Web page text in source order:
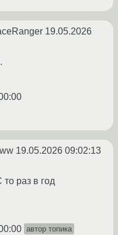
19.05.2026
19.05.2026 09:02:13
то раз в год
автор топика